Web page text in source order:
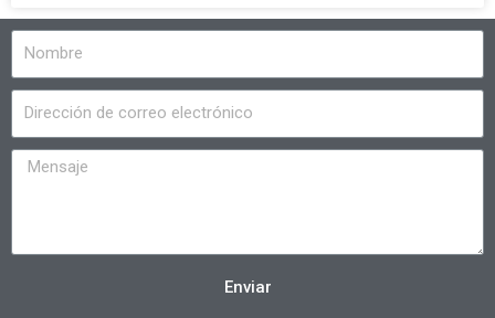
Enviar